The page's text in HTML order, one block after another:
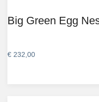
Big Green Egg
€ 232,00